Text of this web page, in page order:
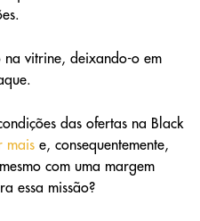
vitrine, deixando-o em
das ofertas na Black
mais e, consequentemente,
com uma margem
essa missão?